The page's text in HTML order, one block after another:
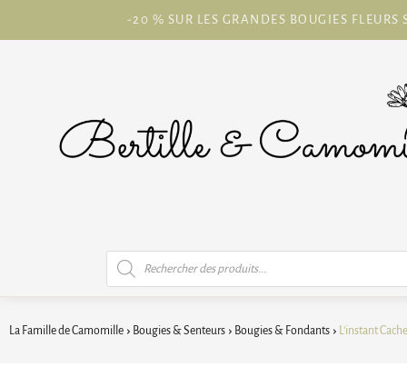
-20 % SUR LES GRANDES BOUGIES FLEURS
Recherche
de
produits
La Famille de Camomille Bougies & Senteurs Bougies & Fondants L’instant